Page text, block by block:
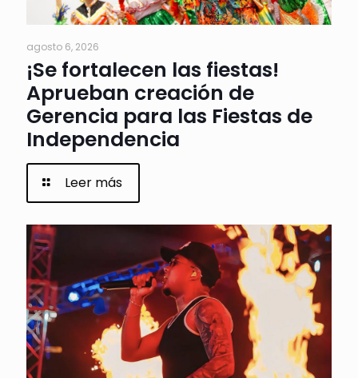
agosto 6, 2026
¡Se fortalecen las fiestas!
Aprueban creación de
Gerencia para las Fiestas de
Independencia
Leer más